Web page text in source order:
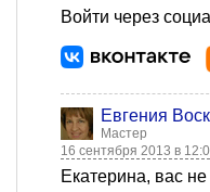
Войти через
Евгения
Мастер
16 сентября 2013 в
Екатерина, вас